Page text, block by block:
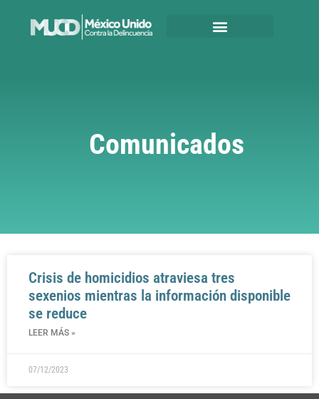
Comunicados
Crisis de homicidios atraviesa tres
sexenios mientras la información disponible
se reduce
LEER MÁS »
07/12/2023